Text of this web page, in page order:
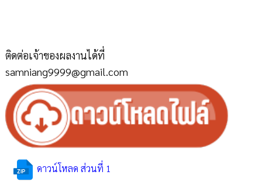
ติดต่อเจ้าของผลงานได้ที่
samniang9999@gmail.com
ดาวน์โหลด ส่วนที่ 1